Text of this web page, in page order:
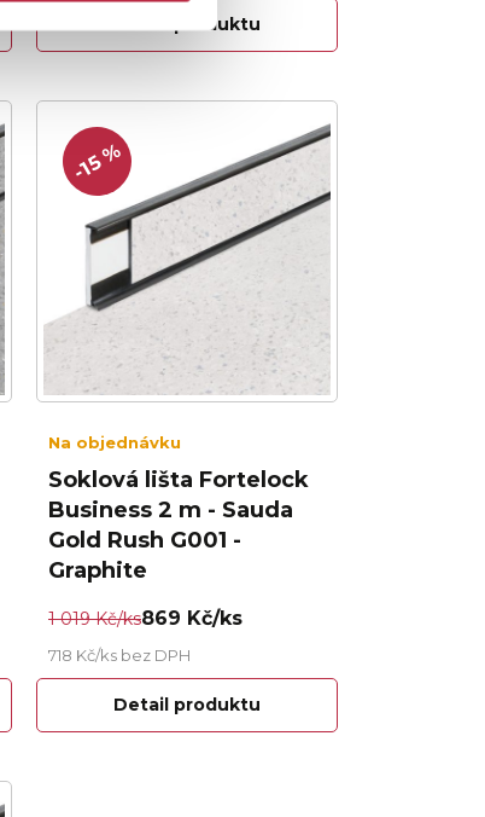
Detail produktu
-15 %
Na objednávku
Soklová lišta Fortelock
Business 2 m - Sauda
Gold Rush G001 -
Graphite
1 019 Kč/ks869 Kč/ks
718 Kč/ks bez DPH
Detail produktu